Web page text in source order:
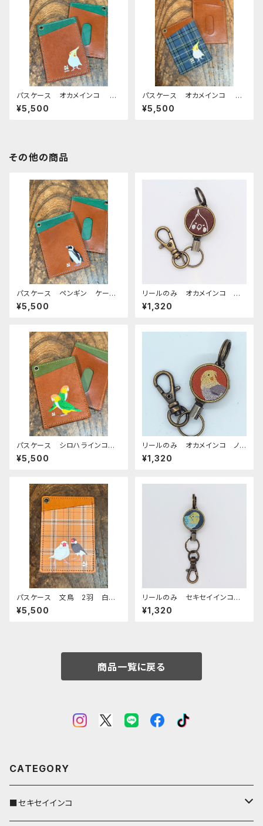
パスケース オカメインコ ル
チノー ブラウン ダークグリー
ン おかめいんこ ぽわんシリ
¥5,500
パスケース オカメインコ シ
ナモンパール ネイビー ター
タンチェック ブラウン おかめ
¥5,500
その他の商品
パスケース ペンギン ケー
プ ブラウン ダークグリー
ン penguin 栃木レザー
¥5,500
リールのみ オカメインコ モノ
トーン ブラウン おかめいん
こ
¥1,320
パスケース シロハラインコ
2羽 ブラウン グリーン Gre
en 栃木レザー
¥5,500
リールのみ オカメインコ ノ
ーマル レッドブラウン おか
めいんこ
¥1,320
パスケース 文鳥 2羽 白文
鳥 桜文鳥 ベージュ タータ
ンチェック キャメル 文鳥 栃
¥5,500
リールのみ セキセイインコ
レインボー ネイビー せきせ
いいんこ
¥1,320
商品一覧に戻る
CATEGORY
■セキセイインコ